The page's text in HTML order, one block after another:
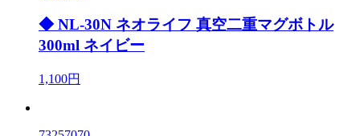
◆ NL-30N ネオライフ 真空二重マグボトル
300ml ネイビー
1,100円